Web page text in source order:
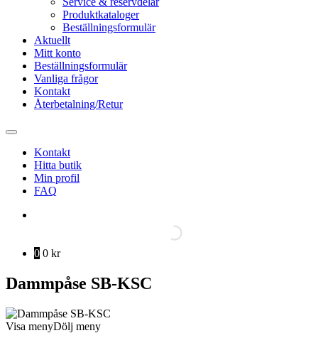
Produktkataloger
Beställningsformulär
Aktuellt
Mitt konto
Beställningsformulär
Vanliga frågor
Kontakt
Återbetalning/Retur
Kontakt
Hitta butik
Min profil
FAQ
0 0 kr
Dammpåse SB-KSC
Visa menyDölj meny